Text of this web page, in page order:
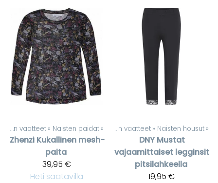
Naisten vaatteet ‪» Naisten paidat ‪»
Zhenzi Kukallinen mesh-
paita
39,95 €
Heti saatavilla
Tuotteet‪» Naisten vaatteet ‪» Naisten housut ‪»
DNY Mustat
vajaamittaiset legginsit
pitsilahkeella
19,95 €